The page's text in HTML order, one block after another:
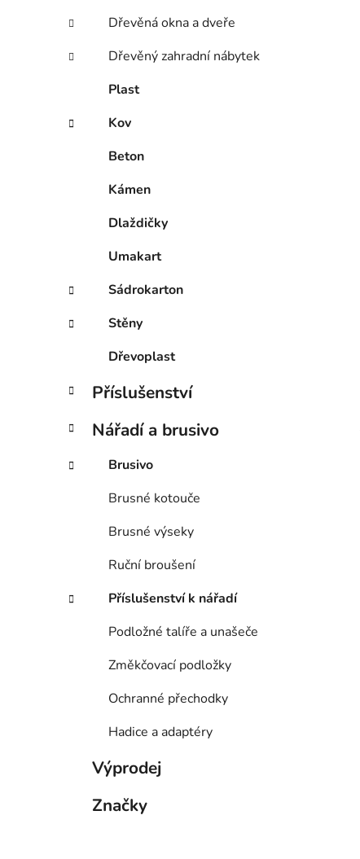
Dřevěná okna a dveře
Dřevěný zahradní nábytek
Plast
Kov
Beton
Kámen
Dlaždičky
Umakart
Sádrokarton
Stěny
Dřevoplast
Příslušenství
Nářadí a brusivo
Brusivo
Brusné kotouče
Brusné výseky
Ruční broušení
Příslušenství k nářadí
Podložné talíře a unašeče
Změkčovací podložky
Ochranné přechodky
Hadice a adaptéry
Výprodej
Značky